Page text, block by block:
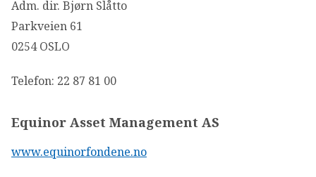
Adm. dir. Bjørn Slåtto
Parkveien 61
0254 OSLO
Telefon: 22 87 81 00
Equinor Asset Management AS
www.equinorfondene.no